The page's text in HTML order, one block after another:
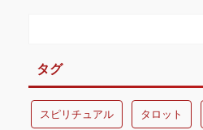
タグ
スピリチュアル タロット